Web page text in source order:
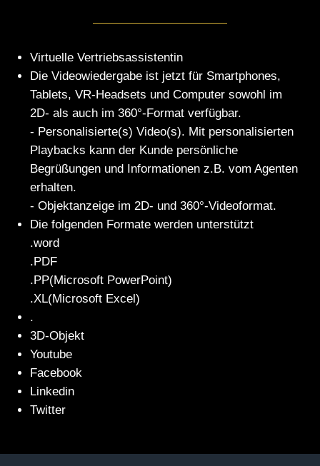
Virtuelle Vertriebsassistentin
Die Videowiedergabe ist jetzt für Smartphones,
Tablets, VR-Headsets und Computer sowohl im
2D- als auch im 360°-Format verfügbar.
- Personalisierte(s) Video(s). Mit personalisierten
Playbacks kann der Kunde persönliche
Begrüßungen und Informationen z.B. vom Agenten
erhalten.
- Objektanzeige im 2D- und 360°-Videoformat.
Die folgenden Formate werden unterstützt
.word
.PDF
.PP(Microsoft PowerPoint)
.XL(Microsoft Excel)
.
3D-Objekt
Youtube
Facebook
Linkedin
Twitter